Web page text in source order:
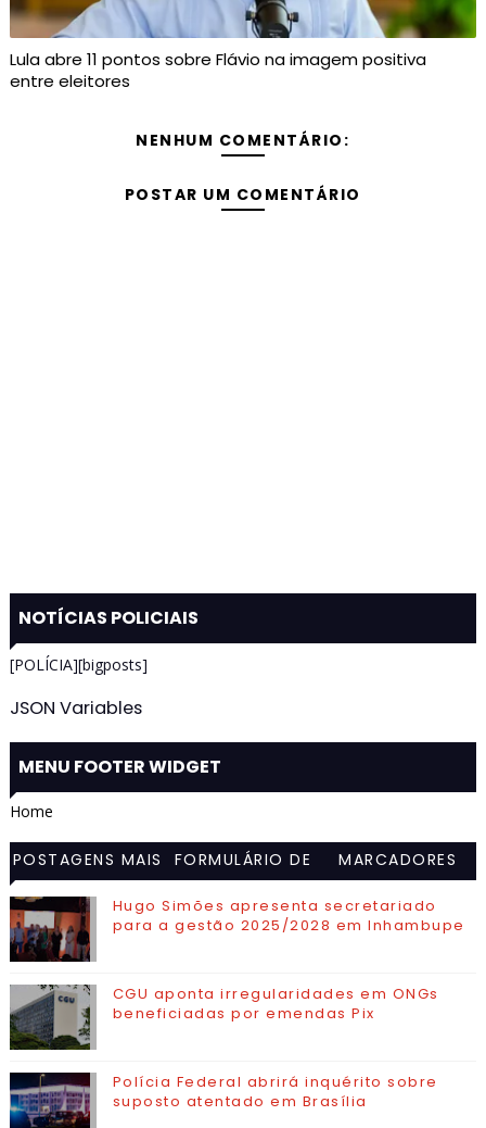
Lula abre 11 pontos sobre Flávio na imagem positiva
entre eleitores
NENHUM COMENTÁRIO:
POSTAR UM COMENTÁRIO
NOTÍCIAS POLICIAIS
[POLÍCIA][bigposts]
JSON Variables
MENU FOOTER WIDGET
Home
POSTAGENS MAIS
VISITADAS
FORMULÁRIO DE
MARCADORES
Hugo Simões apresenta secretariado
para a gestão 2025/2028 em Inhambupe
CGU aponta irregularidades em ONGs
beneficiadas por emendas Pix
Polícia Federal abrirá inquérito sobre
suposto atentado em Brasília